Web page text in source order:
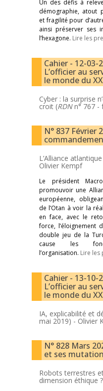
Un des défis à
démographie, atout
et fragilité pour
ainsi préserver ses
l’hexagone. Lire les
Cahier - 12-03-
L’officier au
le monde du
Cyber : la surprise
croit (RDNn° 767 -
N° 837 Février
L’Alliance
Olivier Kempf
Le président
promouvoir une
européenne,
de l’Otan à voir la
en face, avec le
force, l’éloignement
double jeu de la
cause les
l’organisation. Lire les
Cahier - 13-10-
L’officier au
le monde du
IA, explicabilité et
mai 2019) - Olivier
N° 828 Mars
et ses
Robots terrestres
dimension éthique ?